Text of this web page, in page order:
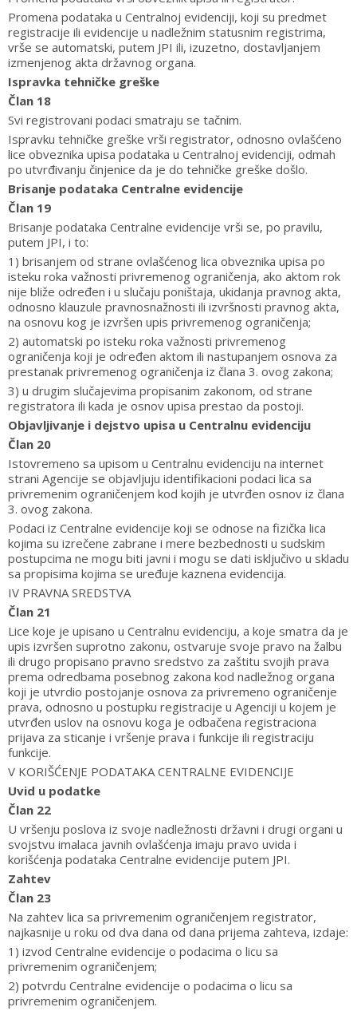
Promena podataka u Centralnoj evidenciji, koji su predmet
registracije ili evidencije u nadležnim statusnim registrima,
vrše se automatski, putem JPI ili, izuzetno, dostavljanjem
izmenjenog akta državnog organa.
Ispravka tehničke greške
Član 18
Svi registrovani podaci smatraju se tačnim.
Ispravku tehničke greške vrši registrator, odnosno ovlašćeno
lice obveznika upisa podataka u Centralnoj evidenciji, odmah
po utvrđivanju činjenice da je do tehničke greške došlo.
Brisanje podataka Centralne evidencije
Član 19
Brisanje podataka Centralne evidencije vrši se, po pravilu,
putem JPI, i to:
1) brisanjem od strane ovlašćenog lica obveznika upisa po
isteku roka važnosti privremenog ograničenja, ako aktom rok
nije bliže određen i u slučaju poništaja, ukidanja pravnog akta,
odnosno klauzule pravnosnažnosti ili izvršnosti pravnog akta,
na osnovu kog je izvršen upis privremenog ograničenja;
2) automatski po isteku roka važnosti privremenog
ograničenja koji je određen aktom ili nastupanjem osnova za
prestanak privremenog ograničenja iz člana 3. ovog zakona;
3) u drugim slučajevima propisanim zakonom, od strane
registratora ili kada je osnov upisa prestao da postoji.
Objavljivanje i dejstvo upisa u Centralnu evidenciju
Član 20
Istovremeno sa upisom u Centralnu evidenciju na internet
strani Agencije se objavljuju identifikacioni podaci lica sa
privremenim ograničenjem kod kojih je utvrđen osnov iz člana
3. ovog zakona.
Podaci iz Centralne evidencije koji se odnose na fizička lica
kojima su izrečene zabrane i mere bezbednosti u sudskim
postupcima ne mogu biti javni i mogu se dati isključivo u skladu
sa propisima kojima se uređuje kaznena evidencija.
IV PRAVNA SREDSTVA
Član 21
Lice koje je upisano u Centralnu evidenciju, a koje smatra da je
upis izvršen suprotno zakonu, ostvaruje svoje pravo na žalbu
ili drugo propisano pravno sredstvo za zaštitu svojih prava
prema odredbama posebnog zakona kod nadležnog organa
koji je utvrdio postojanje osnova za privremeno ograničenje
prava, odnosno u postupku registracije u Agenciji u kojem je
utvrđen uslov na osnovu koga je odbačena registraciona
prijava za sticanje i vršenje prava i funkcije ili registraciju
funkcije.
V KORIŠĆENJE PODATAKA CENTRALNE EVIDENCIJE
Uvid u podatke
Član 22
U vršenju poslova iz svoje nadležnosti državni i drugi organi u
svojstvu imalaca javnih ovlašćenja imaju pravo uvida i
korišćenja podataka Centralne evidencije putem JPI.
Zahtev
Član 23
Na zahtev lica sa privremenim ograničenjem registrator,
najkasnije u roku od dva dana od dana prijema zahteva, izdaje:
1) izvod Centralne evidencije o podacima o licu sa
privremenim ograničenjem;
2) potvrdu Centralne evidencije o podacima o licu sa
privremenim ograničenjem.